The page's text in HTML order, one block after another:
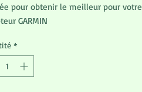
pour obtenir le meilleur pour votre
GARMIN
35.5cm.
à sa couleur orange,
des produits compatible Garmin
*